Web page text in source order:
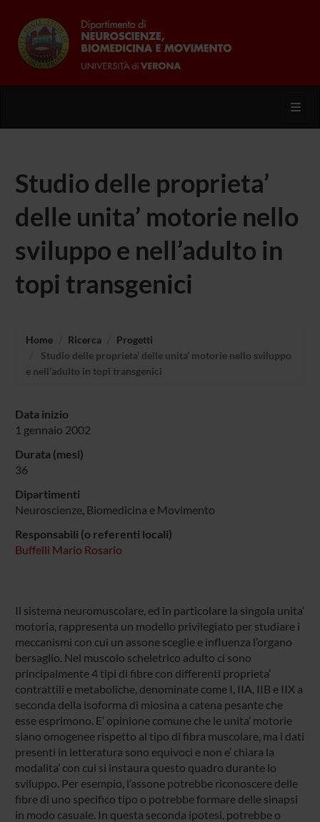
Studio delle proprieta’
delle unita’ motorie nello
sviluppo e nell’adulto in
topi transgenici
Home Ricerca
Progetti
Studio delle proprieta’ delle unita’ motorie nello sviluppo
e nell’adulto in topi transgenici
Data inizio
1 gennaio 2002
Durata (mesi)
36
Dipartimenti
Neuroscienze, Biomedicina e Movimento
Responsabili (o referenti locali)
Buffelli Mario Rosario
Il sistema neuromuscolare, ed in particolare la singola unita’
motoria, rappresenta un modello privilegiato per studiare i
meccanismi con cui un assone sceglie e influenza l’organo
bersaglio. Nel muscolo scheletrico adulto ci sono
principalmente 4 tipi di fibre con differenti proprieta’
contrattili e metaboliche, denominate come I, IIA, IIB e IIX a
seconda della isoforma di miosina a catena pesante che
esse esprimono. E’ opinione comune che le unita’ motorie
siano omogenee rispetto al tipo di fibra muscolare, ma i dati
presenti in letteratura sono equivoci e non e’ chiara la
modalita’ con cui si instaura questo quadro durante lo
sviluppo. Per esempio, l’assone potrebbe riconoscere delle
fibre di uno specifico tipo o potrebbe formare delle sinapsi
in modo casuale. In questa seconda ipotesi, potrebbe o